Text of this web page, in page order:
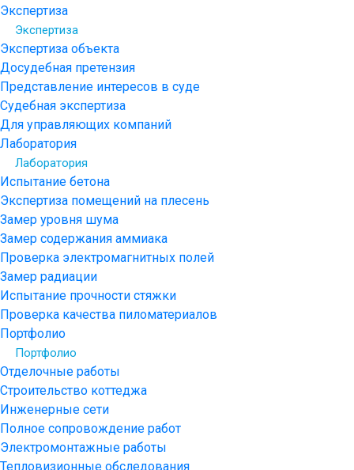
Экспертиза
Экспертиза
Экспертиза объекта
Досудебная претензия
Представление интересов в суде
Судебная экспертиза
Для управляющих компаний
Лаборатория
Лаборатория
Испытание бетона
Экспертиза помещений на плесень
Замер уровня шума
Замер содержания аммиака
Проверка электромагнитных полей
Замер радиации
Испытание прочности стяжки
Проверка качества пиломатериалов
Портфолио
Портфолио
Отделочные работы
Строительство коттеджа
Инженерные сети
Полное сопровождение работ
Электромонтажные работы
Тепловизионные обследования